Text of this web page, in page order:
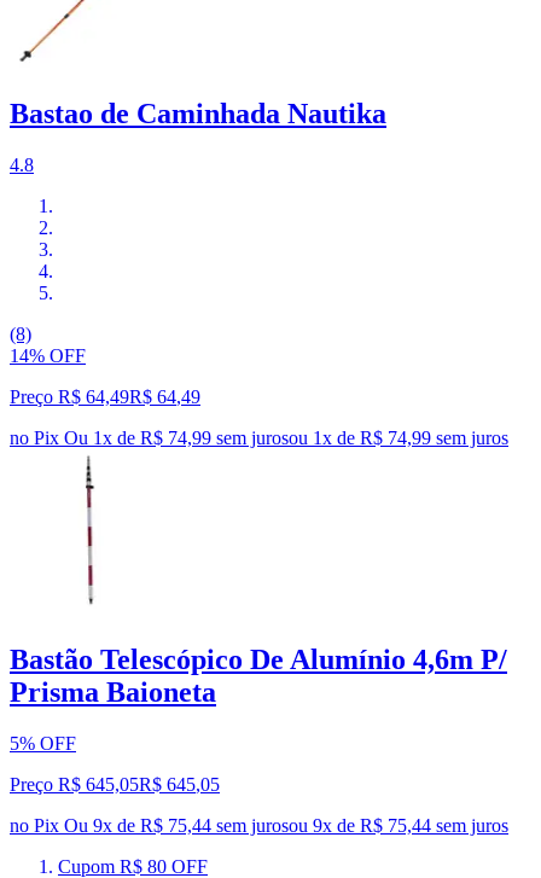
Bastao de Caminhada Nautika
4.8
(8)
14% OFF
Preço R$ 64,49R$ 64,49
no Pix Ou 1x de R$ 74,99 sem jurosou 1x de R$ 74,99 sem juros
Bastão Telescópico De Alumínio 4,6m P/
Prisma Baioneta
5% OFF
Preço R$ 645,05R$ 645,05
no Pix Ou 9x de R$ 75,44 sem jurosou 9x de R$ 75,44 sem juros
Cupom R$ 80 OFF